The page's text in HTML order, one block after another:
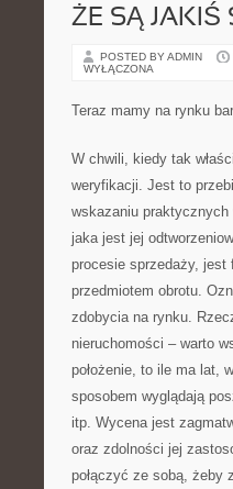
ŻE SĄ JAKIŚ
POSTED BY ADMIN
WYŁĄCZONA
Teraz mamy na rynku
W chwili, kiedy tak
weryfikacji. Jest to
wskazaniu praktycznych
jaka jest jej
procesie sprzedaży, jest
przedmiotem obrotu.
zdobycia na rynku.
nieruchomości – warto
położenie, to ile ma lat,
sposobem wyglądają
itp. Wycena jest
oraz zdolności jej
połączyć ze sobą, żeby